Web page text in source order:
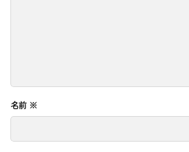
名前 ※